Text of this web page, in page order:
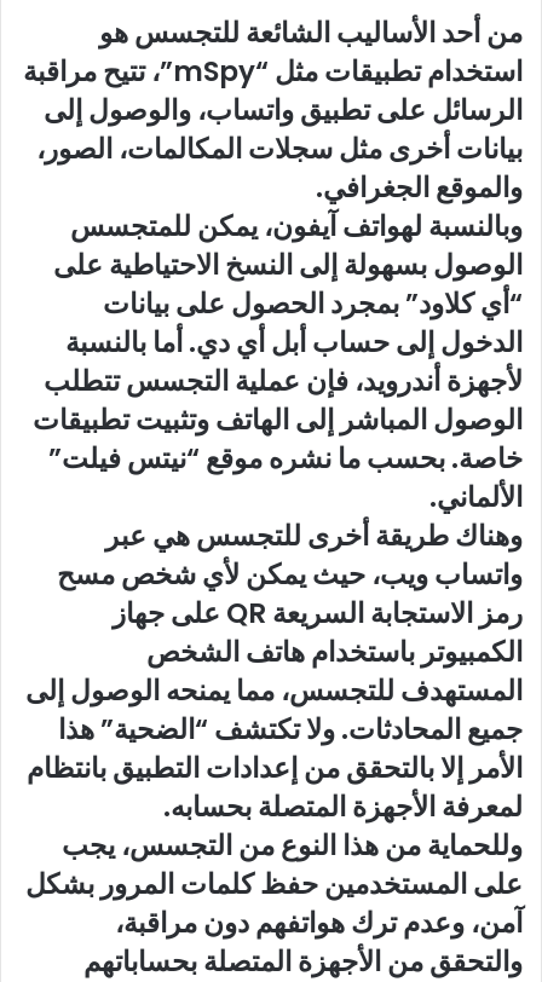
من أحد الأساليب الشائعة للتجسس هو
استخدام تطبيقات مثل “mSpy”، تتيح مراقبة
الرسائل على تطبيق واتساب، والوصول إلى
بيانات أخرى مثل سجلات المكالمات، الصور،
والموقع الجغرافي.
وبالنسبة لهواتف آيفون، يمكن للمتجسس
الوصول بسهولة إلى النسخ الاحتياطية على
“أي كلاود” بمجرد الحصول على بيانات
الدخول إلى حساب أبل أي دي. أما بالنسبة
لأجهزة أندرويد، فإن عملية التجسس تتطلب
الوصول المباشر إلى الهاتف وتثبيت تطبيقات
خاصة. بحسب ما نشره موقع “نيتس فيلت”
الألماني.
وهناك طريقة أخرى للتجسس هي عبر
واتساب ويب، حيث يمكن لأي شخص مسح
رمز الاستجابة السريعة QR على جهاز
الكمبيوتر باستخدام هاتف الشخص
المستهدف للتجسس، مما يمنحه الوصول إلى
جميع المحادثات. ولا تكتشف “الضحية” هذا
الأمر إلا بالتحقق من إعدادات التطبيق بانتظام
لمعرفة الأجهزة المتصلة بحسابه.
وللحماية من هذا النوع من التجسس، يجب
على المستخدمين حفظ كلمات المرور بشكل
آمن، وعدم ترك هواتفهم دون مراقبة،
والتحقق من الأجهزة المتصلة بحساباتهم